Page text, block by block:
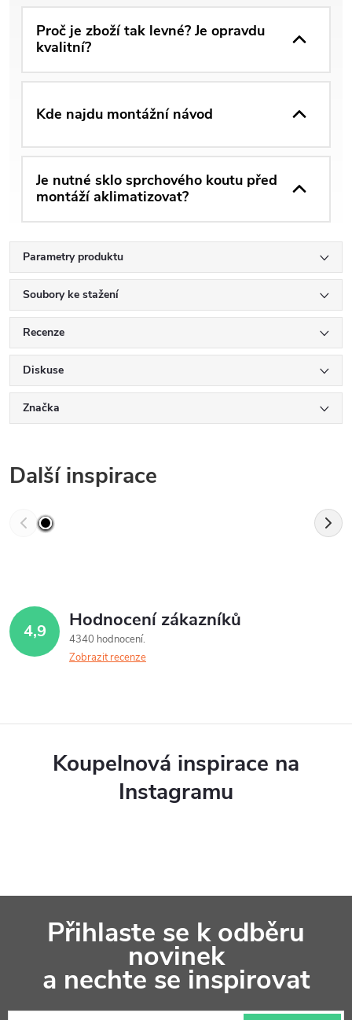
Proč je zboží tak levné? Je opravdu
kvalitní?
Kde najdu montážní návod
Je nutné sklo sprchového koutu před
montáží aklimatizovat?
Parametry produktu
Soubory ke stažení
Recenze
Diskuse
Značka
Další inspirace
4,9 Hodnocení zákazníků
4340 hodnocení
Zobrazit recenze
Koupelnová inspirace na
Instagramu
a
Přihlaste se k odběru
novinek
a nechte se inspirovat